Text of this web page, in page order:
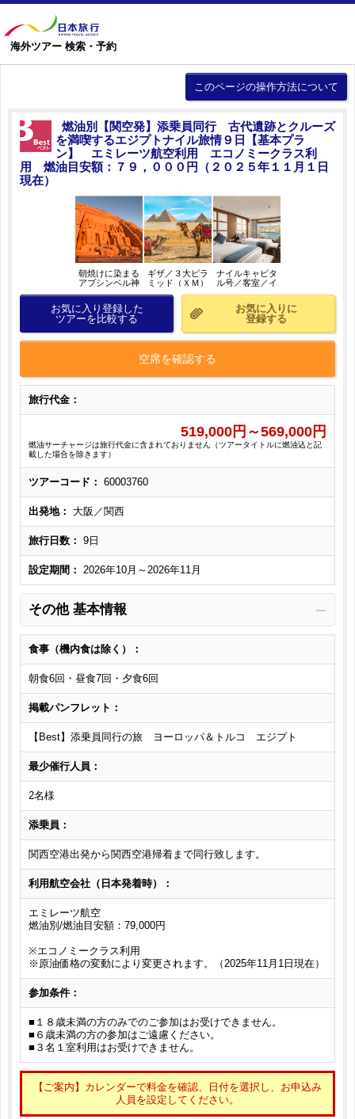
海外ツアー 検索・予約
このページの操作方法について
燃油別【関空発】添乗員同行 古代遺跡とクルーズ
を満喫するエジプトナイル旅情９日【基本プラ
ン】 エミレーツ航空利用 エコノミークラス利
用 燃油目安額：７９，０００円（２０２５年１１月１日
現在）
朝焼けに染まる
アブシンベル神
メージ
ギザ／３大ピラ
ミッド（ＸＭ）
ナイルキャピタ
ル号／客室／イ
お気に入り登録した
ツアーを比較する
お気に入りに
登録する
空席を確認する
旅行代金：
519,000 円～569,000 円
燃油サーチャージは旅行代金に含まれておりません（ツアータイトルに燃油込と記
載した場合を除きます）
ツアーコード： 60003760
出発地： 大阪／関西
旅行日数： 9日
設定期間： 2026年10月～2026年11月
その他 基本情報
食事（機内食は除く）：
朝食6回・昼食7回・夕食6回
掲載パンフレット：
【Best】添乗員同行の旅 ヨーロッパ＆トルコ エジプト
最少催行人員：
2名様
添乗員：
関西空港出発から関西空港帰着まで同行致します。
利用航空会社（日本発着時）：
エミレーツ航空
燃油別/燃油目安額：79,000円
※エコノミークラス利用
※原油価格の変動により変更されます。（2025年11月1日現在）
参加条件：
■１８歳未満の方のみでのご参加はお受けできません。
■６歳未満の方の参加はご遠慮ください。
■３名１室利用はお受けできません。
【ご案内】カレンダーで料金を確認、日付を選択し、お申込み
人員を設定してください。